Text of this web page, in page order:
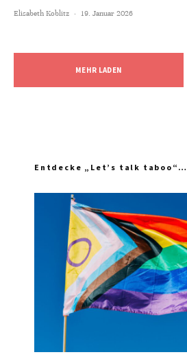
Elisabeth Koblitz · 19. Januar 2026
MEHR LADEN
Entdecke „Let’s talk taboo“…